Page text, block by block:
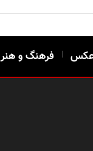
| فرهنگ و هنر